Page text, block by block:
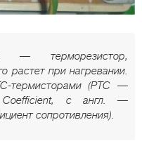
— терморезистор,
растет при нагревании.
термисторами (РТС —
Coefficient, с англ. —
сопротивления).